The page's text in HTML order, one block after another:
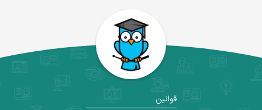
قوانین